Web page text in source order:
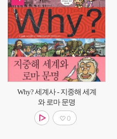
Why? 세계사 - 지중해 세계
와 로마 문명
0